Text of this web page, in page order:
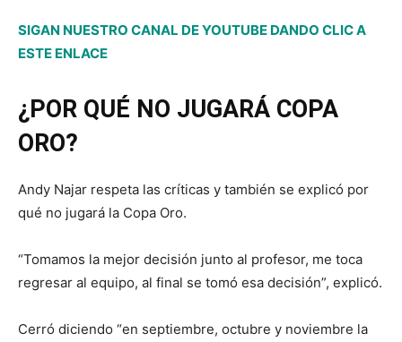
SIGAN NUESTRO CANAL DE YOUTUBE DANDO CLIC A
ESTE ENLACE
¿POR QUÉ NO JUGARÁ COPA
ORO?
Andy Najar respeta las críticas y también se explicó por
qué no jugará la Copa Oro.
“Tomamos la mejor decisión junto al profesor, me toca
regresar al equipo, al final se tomó esa decisión”, explicó.
Cerró diciendo “en septiembre, octubre y noviembre la